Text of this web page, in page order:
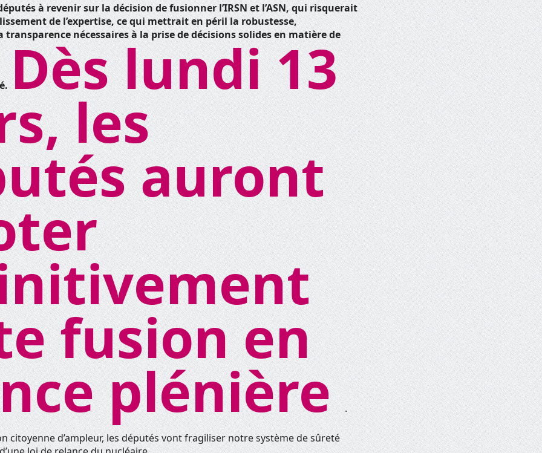
à revenir sur la décision de fusionner l’IRSN et l’ASN, qui risquerait
de l’expertise, ce qui mettrait en péril la robustesse,
transparence nécessaires à la prise de décisions solides en matière de
Dès lundi 13
les
auront
fusion en
plénière .
citoyenne d’ampleur, les députés vont fragiliser notre système de sûreté